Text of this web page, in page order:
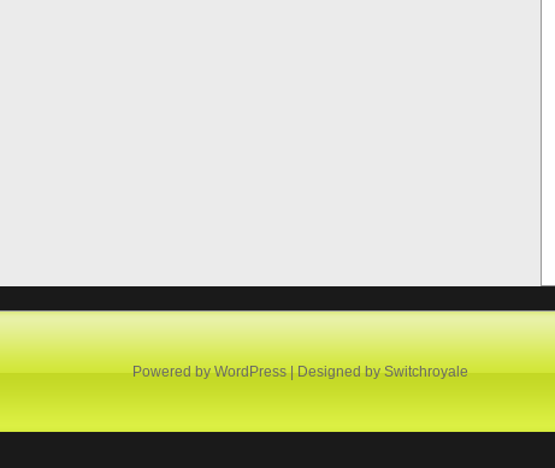
Powered byWordPress| Designed bySwitchroyale